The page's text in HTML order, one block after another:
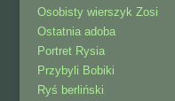
Osobisty wierszyk Zosi
Ostatnia adoba
Portret Rysia
Przybyli Bobiki
Ryś berliński